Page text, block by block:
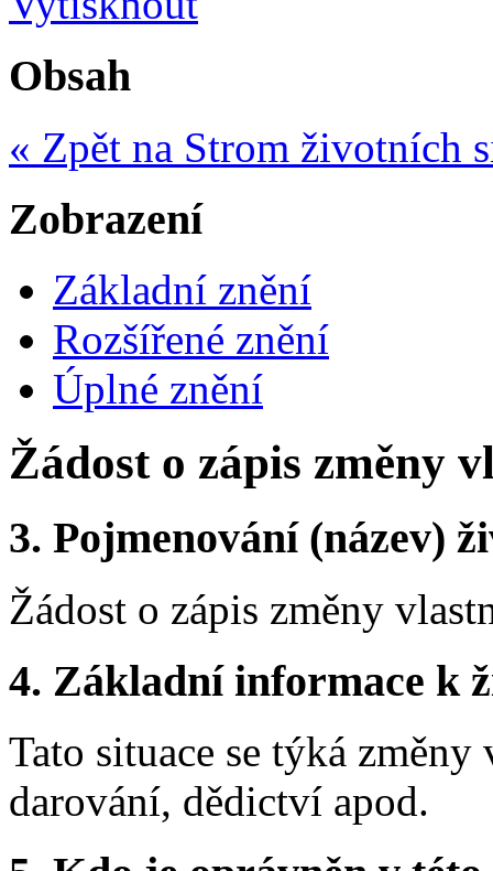
Obsah
« Zpět na Strom životních
Zobrazení
Základní znění
Rozšířené znění
Úplné znění
Žádost o zápis změny
3. Pojmenování (název)
Žádost o zápis změny
4. Základní informace k
Tato situace se týká
darování, dědictví apod.